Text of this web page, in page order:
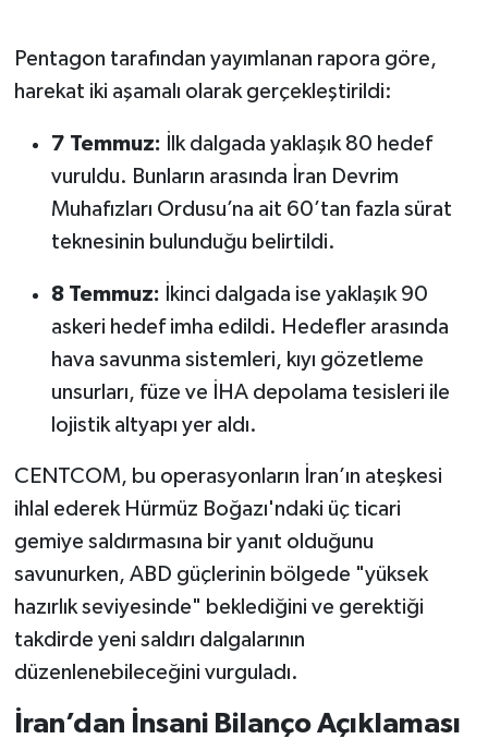
Pentagon tarafından yayımlanan rapora göre,
harekat iki aşamalı olarak gerçekleştirildi:
7 Temmuz: İlk dalgada yaklaşık 80 hedef
vuruldu. Bunların arasında İran Devrim
Muhafızları Ordusu’na ait 60’tan fazla sürat
teknesinin bulunduğu belirtildi.
8 Temmuz: İkinci dalgada ise yaklaşık 90
askeri hedef imha edildi. Hedefler arasında
hava savunma sistemleri, kıyı gözetleme
unsurları, füze ve İHA depolama tesisleri ile
lojistik altyapı yer aldı.
CENTCOM, bu operasyonların İran’ın ateşkesi
ihlal ederek Hürmüz Boğazı'ndaki üç ticari
gemiye saldırmasına bir yanıt olduğunu
savunurken, ABD güçlerinin bölgede "yüksek
hazırlık seviyesinde" beklediğini ve gerektiği
takdirde yeni saldırı dalgalarının
düzenlenebileceğini vurguladı.
İran’dan İnsani Bilanço Açıklaması